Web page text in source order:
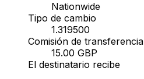
Nationwide
Tipo de cambio
1.319500
Comisión de transferencia
15.00 GBP
El destinatario recibe